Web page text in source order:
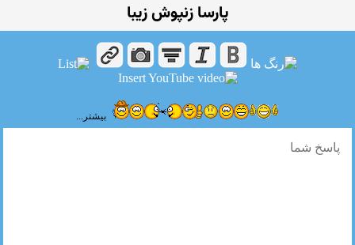
پارسا زنپوش زیبا
بیشتر...